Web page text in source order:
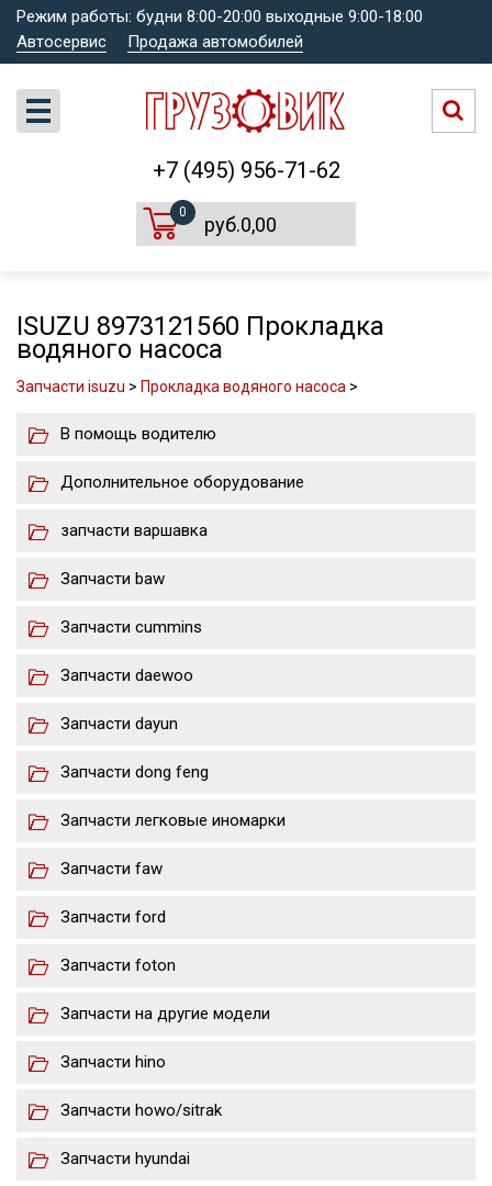
Режим работы: будни 8:00-20:00 выходные 9:00-18:00
Автосервис
Продажа автомобилей
+7 (495) 956-71-62
0
руб.0,00
ISUZU 8973121560 Прокладка
водяного насоса
Запчасти isuzu > Прокладка водяного насоса >
В помощь водителю
Дополнительное оборудование
запчасти варшавка
Запчасти baw
Запчасти cummins
Запчасти daewoo
Запчасти dayun
Запчасти dong feng
Запчасти легковые иномарки
Запчасти faw
Запчасти ford
Запчасти foton
Запчасти на другие модели
Запчасти hino
Запчасти howo/sitrak
Запчасти hyundai